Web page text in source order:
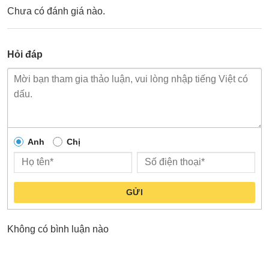
Chưa có đánh giá nào.
Hỏi đáp
Anh Chị
GỬI
Không có bình luận nào